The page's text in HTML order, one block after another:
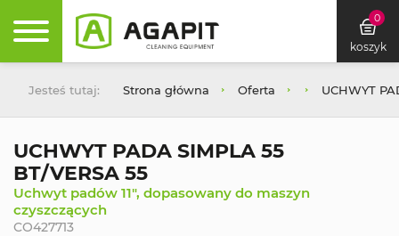
0
koszyk
Jesteś tutaj: Strona główna Oferta UCHWYT
UCHWYT PADA SIMPLA 55
BT/VERSA 55
Uchwyt padów 11", dopasowany do maszyn
czyszczących
CO427713